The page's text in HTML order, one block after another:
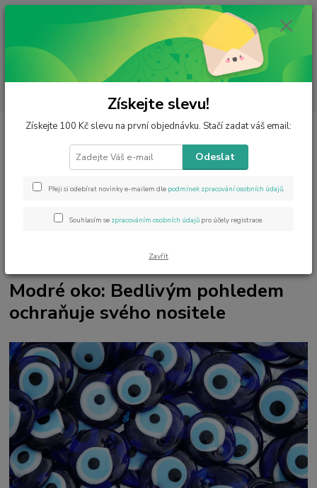
ks
0 Kč
Kategorie blogu
Štítky blogu
Modré oko: Bedlivým pohledem
ochraňuje svého nositele
Získejte slevu!
Získejte 100 Kč slevu na první objednávku. Stačí zadat váš email:
Odeslat
Přeji si odebírat novinky e-mailem dle podmínek zpracování osobních údajů.
Souhlasím se zpracováním osobních údajů pro účely registrace.
Zavřít